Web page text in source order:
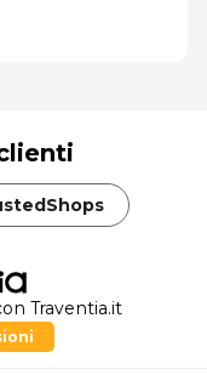
Traventia.it